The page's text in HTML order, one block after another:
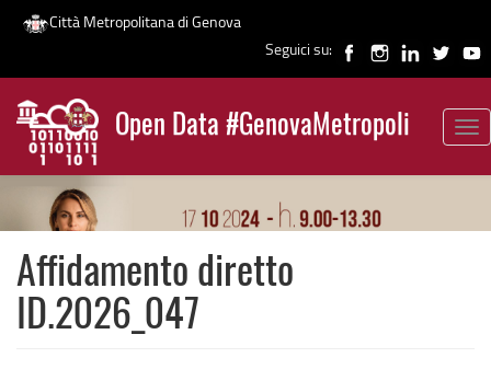
Salta
contenuto
principale
Città Metropolitana di Genova
Seguici su:
Open Data #GenovaMetropoli
News
Affidamento diretto
ID.2026_047